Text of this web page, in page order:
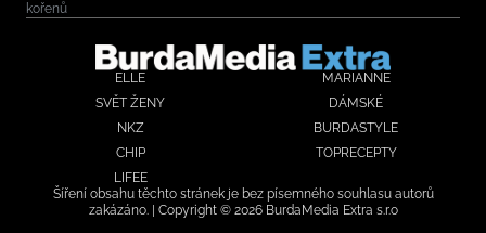
kořenů
ELLE
MARIANNE
SVĚT ŽENY
DÁMSKÉ
NKZ
BURDASTYLE
CHIP
TOPRECEPTY
LIFEE
Šíření obsahu těchto stránek je bez písemného souhlasu autorů
zakázáno. | Copyright © 2026 BurdaMedia Extra s.r.o